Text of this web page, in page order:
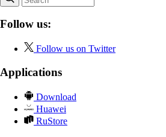
Follow us:
Follow us on Twitter
Applications
Download
Huawei
RuStore